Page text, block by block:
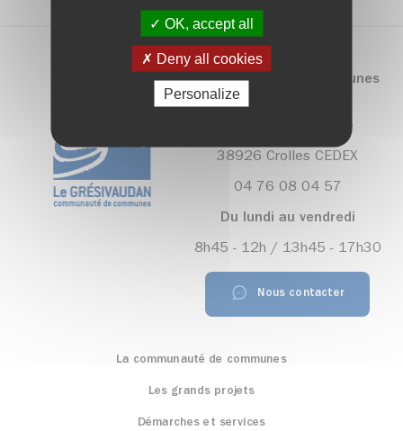
OK, accept all
Deny all cookies
Personalize
Communauté de communes
Le Grésivaudan
390, rue Henri Fabre
38926 Crolles CEDEX
04 76 08 04 57
Du lundi au vendredi
8h45 - 12h / 13h45 - 17h30
Nous contacter
La communauté de communes
Les grands projets
Démarches et services